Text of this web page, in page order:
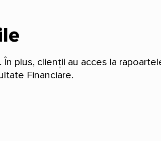
plus, clienții au acces la
Financiare.